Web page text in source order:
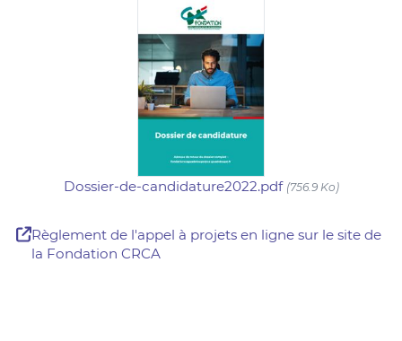
Dossier-de-candidature2022.pdf (756.9 Ko)
Règlement de l'appel à projets en ligne sur le site de
la Fondation CRCA